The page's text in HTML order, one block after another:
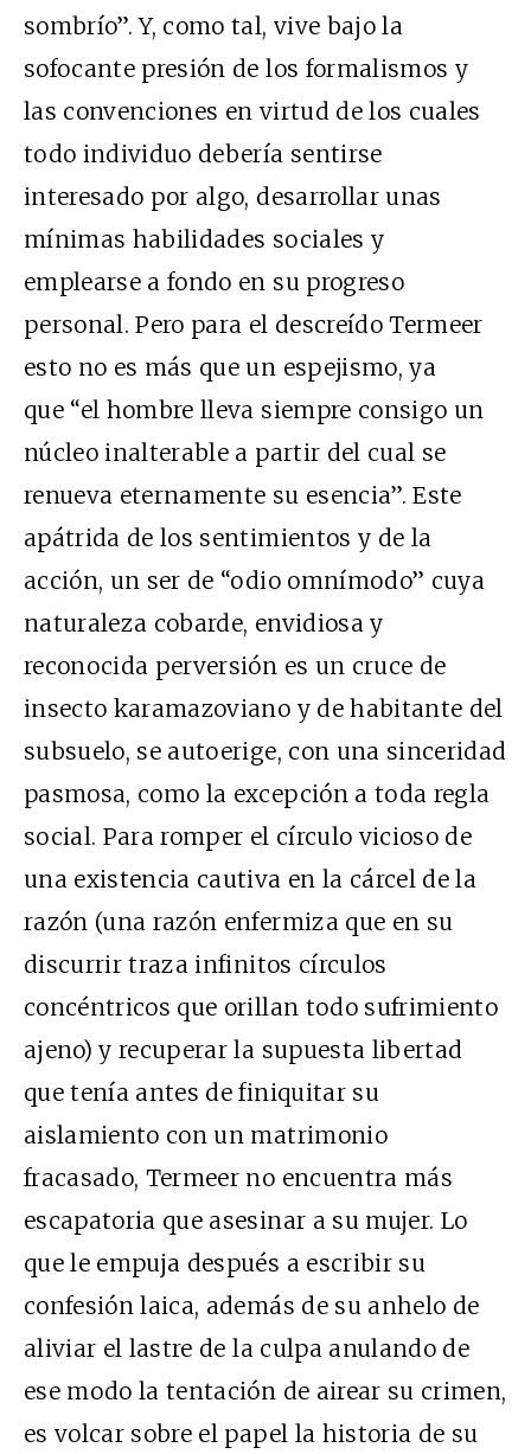
sombrío”. Y, como tal, vive bajo la
sofocante presión de los formalismos y
las convenciones en virtud de los cuales
todo individuo debería sentirse
interesado por algo, desarrollar unas
mínimas habilidades sociales y
emplearse a fondo en su progreso
personal. Pero para el descreído Termeer
esto no es más que un espejismo, ya
que “el hombre lleva siempre consigo un
núcleo inalterable a partir del cual se
renueva eternamente su esencia”. Este
apátrida de los sentimientos y de la
acción, un ser de “odio omnímodo” cuya
naturaleza cobarde, envidiosa y
reconocida perversión es un cruce de
insecto karamazoviano y de habitante del
subsuelo, se autoerige, con una sinceridad
pasmosa, como la excepción a toda regla
social. Para romper el círculo vicioso de
una existencia cautiva en la cárcel de la
razón (una razón enfermiza que en su
discurrir traza infinitos círculos
concéntricos que orillan todo sufrimiento
ajeno) y recuperar la supuesta libertad
que tenía antes de finiquitar su
aislamiento con un matrimonio
fracasado, Termeer no encuentra más
escapatoria que asesinar a su mujer. Lo
que le empuja después a escribir su
confesión laica, además de su anhelo de
aliviar el lastre de la culpa anulando de
ese modo la tentación de airear su crimen,
es volcar sobre el papel la historia de su